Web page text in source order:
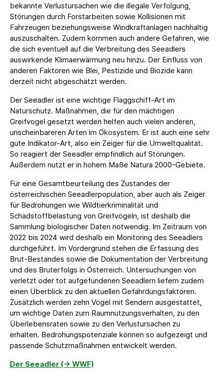
bekannte Verlustursachen wie die illegale Verfolgung,
Störungen durch Forstarbeiten sowie Kollisionen mit
Fahrzeugen beziehungsweise Windkraftanlagen nachhaltig
auszuschalten. Zudem kommen auch andere Gefahren, wie
die sich eventuell auf die Verbreitung des Seeadlers
auswirkende Klimaerwärmung neu hinzu. Der Einfluss von
anderen Faktoren wie Blei, Pestizide und Biozide kann
derzeit nicht abgeschätzt werden.
Der Seeadler ist eine wichtige Flaggschiff-Art im
Naturschutz. Maßnahmen, die für den mächtigen
Greifvogel gesetzt werden helfen auch vielen anderen,
unscheinbareren Arten im Ökosystem. Er ist auch eine sehr
gute Indikator-Art, also ein Zeiger für die Umweltqualität.
So reagiert der Seeadler empfindlich auf Störungen.
Außerdem nutzt er in hohem Maße Natura 2000-Gebiete.
Für eine Gesamtbeurteilung des Zustandes der
österreichischen Seeadlerpopulation, aber auch als Zeiger
für Bedrohungen wie Wildtierkriminalität und
Schadstoffbelastung von Greifvögeln, ist deshalb die
Sammlung biologischer Daten notwendig. Im Zeitraum von
2022 bis 2024 wird deshalb ein Monitoring des Seeadlers
durchgeführt. Im Vordergrund stehen die Erfassung des
Brut-Bestandes sowie die Dokumentation der Verbreitung
und des Bruterfolgs in Österreich. Untersuchungen von
verletzt oder tot aufgefundenen Seeadlern liefern zudem
einen Überblick zu den aktuellen Gefährdungsfaktoren.
Zusätzlich werden zehn Vögel mit Sendern ausgestattet,
um wichtige Daten zum Raumnutzungsverhalten, zu den
Überlebensraten sowie zu den Verlustursachen zu
erhalten. Bedrohungspotenziale können so aufgezeigt und
passende Schutzmaßnahmen entwickelt werden.
Der Seeadler (→ WWF)